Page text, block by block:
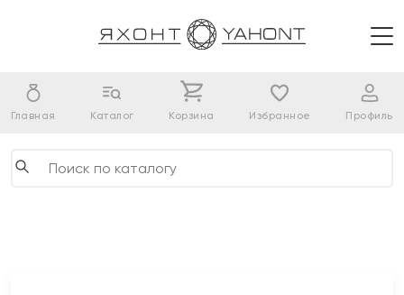
Главная Каталог Корзина Избранное Профиль